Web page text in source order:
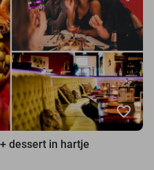
favorite_border
dessert in hartje